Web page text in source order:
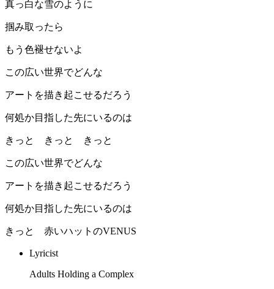
真っ白な雪のように
掴み取ったら
もう色褪せないよ
この広い世界でどんな
アートを描き起こせるだろう
何処か目指した先にいるのは
きっと きっと きっと
この広い世界でどんな
アートを描き起こせるだろう
何処か目指した先にいるのは
きっと 赤いハットのVENUS
Lyricist
Adults Holding a Complex